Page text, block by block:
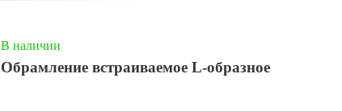
В наличии
Обрамление встраиваемое L-образное